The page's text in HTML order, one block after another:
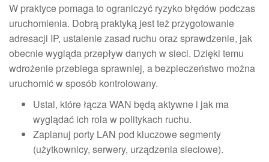
W praktyce pomaga to ograniczyć ryzyko błędów podczas
uruchomienia. Dobrą praktyką jest też przygotowanie
adresacji IP, ustalenie zasad ruchu oraz sprawdzenie, jak
obecnie wygląda przepływ danych w sieci. Dzięki temu
wdrożenie przebiega sprawniej, a bezpieczeństwo można
uruchomić w sposób kontrolowany.
Ustal, które łącza WAN będą aktywne i jak ma
wyglądać ich rola w politykach ruchu.
Zaplanuj porty LAN pod kluczowe segmenty
(użytkownicy, serwery, urządzenia sieciowe).